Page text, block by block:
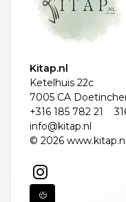
Kitap.nl
Ketelhuis 22c
7005 CA
+316 185 782 21
info@kitap.nl
© 2026 www.kitap.nl